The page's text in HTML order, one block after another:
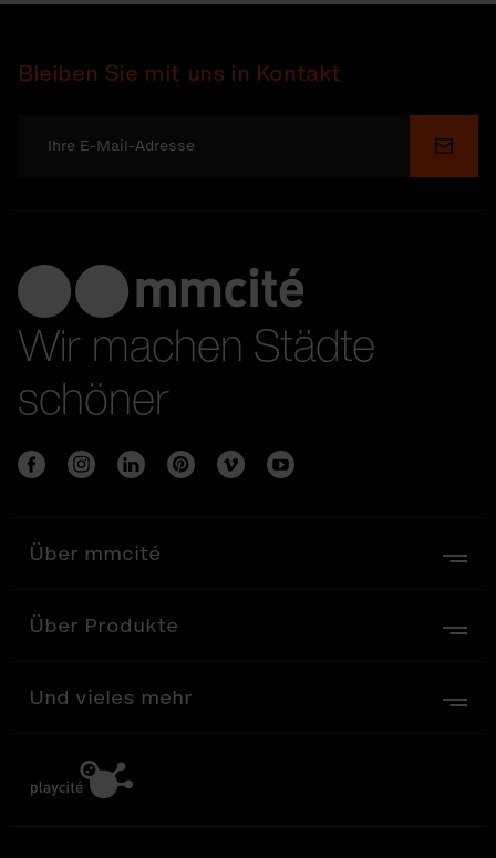
Bleiben Sie mit uns in Kontakt
Wir machen Städte
schöner
Über mmcité
Über Produkte
Und vieles mehr